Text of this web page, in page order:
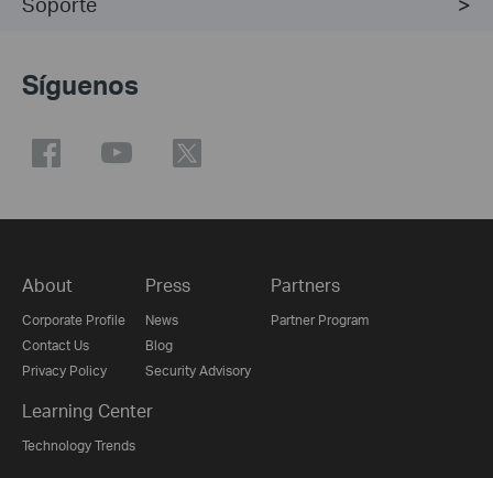
Síguenos
About
Corporate Profile
Contact Us
Privacy Policy
Press
News
Blog
Security Advisory
Partners
Partner Program
Learning Center
Technology Trends